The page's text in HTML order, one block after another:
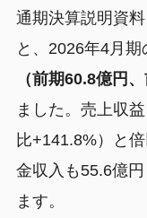
通期決算説明資
と、2026年4月
（前期60.8億円
ました。売上収
比+141.8%）と
金収入も55.6億
ます。